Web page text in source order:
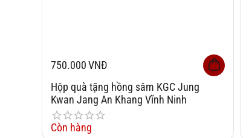
750.000VNĐ
Hộp quà tặng hồng sâm KGC Jung
Kwan Jang An Khang Vĩnh Ninh
Còn hàng